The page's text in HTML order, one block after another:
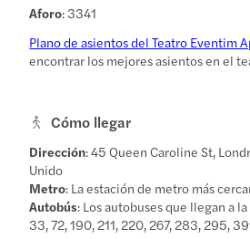
Aforo: 3341
Plano de asientos del Teatro Eventim
encontrar los mejores asientos en el
Cómo llegar
Dirección: 45 Queen Caroline St,
Unido
Metro: La estación de metro más
Autobús: Los autobuses que llegan a
33, 72, 190, 211, 220, 267, 283, 295,